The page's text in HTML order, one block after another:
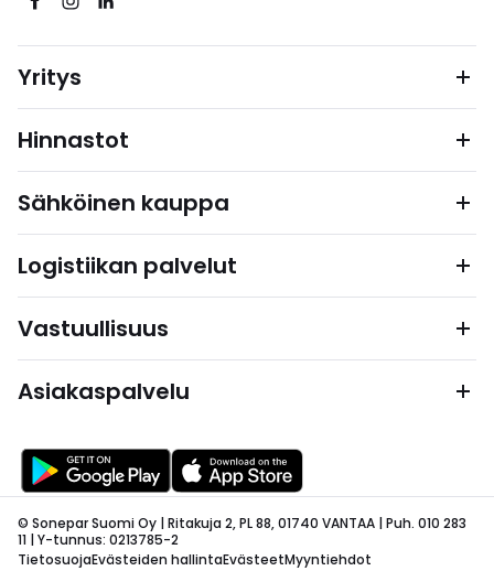
Yritys
Hinnastot
Sähköinen kauppa
Logistiikan palvelut
Vastuullisuus
Asiakaspalvelu
© Sonepar Suomi Oy | Ritakuja 2, PL 88, 01740 VANTAA | Puh. 010 283
11 | Y-tunnus: 0213785-2
TietosuojaEvästeiden hallintaEvästeetMyyntiehdot